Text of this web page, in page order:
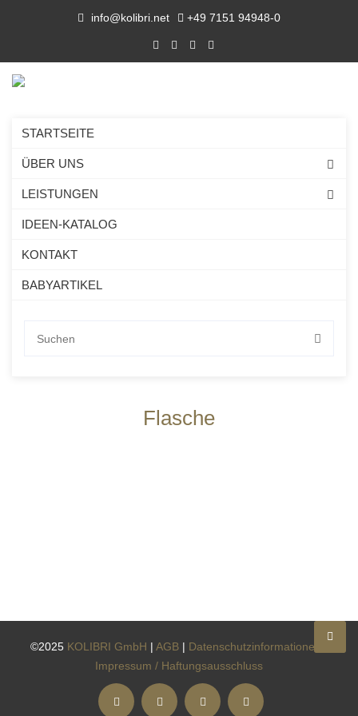
info@kolibri.net +49 7151 94948-0
STARTSEITE
ÜBER UNS
LEISTUNGEN
IDEEN-KATALOG
KONTAKT
BABYARTIKEL
Flasche
©2025 KOLIBRI GmbH | AGB | Datenschutzinformationen
Impressum / Haftungsausschluss